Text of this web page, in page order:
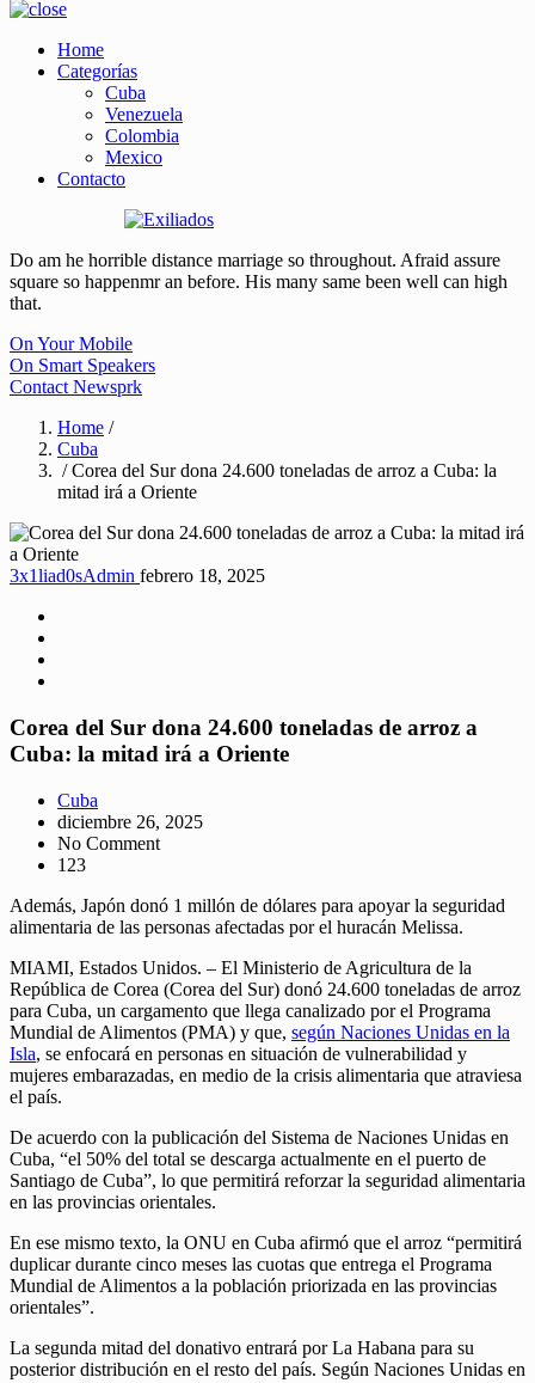
Home
Categorías
Cuba
Venezuela
Colombia
Mexico
Contacto
Do am he horrible distance marriage so throughout. Afraid assure
square so happenmr an before. His many same been well can high
that.
On Your Mobile
On Smart Speakers
Contact Newsprk
Home /
Cuba
/ Corea del Sur dona 24.600 toneladas de arroz a Cuba: la
mitad irá a Oriente
3x1liad0sAdmin febrero 18, 2025
Corea del Sur dona 24.600 toneladas de arroz a
Cuba: la mitad irá a Oriente
Cuba
diciembre 26, 2025
No Comment
123
Además, Japón donó 1 millón de dólares para apoyar la seguridad
alimentaria de las personas afectadas por el huracán Melissa.
MIAMI, Estados Unidos. – El Ministerio de Agricultura de la
República de Corea (Corea del Sur) donó 24.600 toneladas de arroz
para Cuba, un cargamento que llega canalizado por el Programa
Mundial de Alimentos (PMA) y que, según Naciones Unidas en la
Isla, se enfocará en personas en situación de vulnerabilidad y
mujeres embarazadas, en medio de la crisis alimentaria que atraviesa
el país.
De acuerdo con la publicación del Sistema de Naciones Unidas en
Cuba, “el 50% del total se descarga actualmente en el puerto de
Santiago de Cuba”, lo que permitirá reforzar la seguridad alimentaria
en las provincias orientales.
En ese mismo texto, la ONU en Cuba afirmó que el arroz “permitirá
duplicar durante cinco meses las cuotas que entrega el Programa
Mundial de Alimentos a la población priorizada en las provincias
orientales”.
La segunda mitad del donativo entrará por La Habana para su
posterior distribución en el resto del país. Según Naciones Unidas en